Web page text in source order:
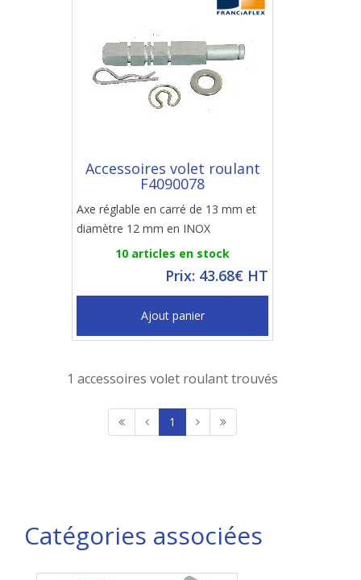
Accessoires volet roulant
F4090078
Axe réglable en carré de 13 mm et
diamètre 12 mm en INOX
10 articles en stock
Prix: 43.68€ HT
Ajout panier
1 accessoires volet roulant trouvés
1
Catégories associées